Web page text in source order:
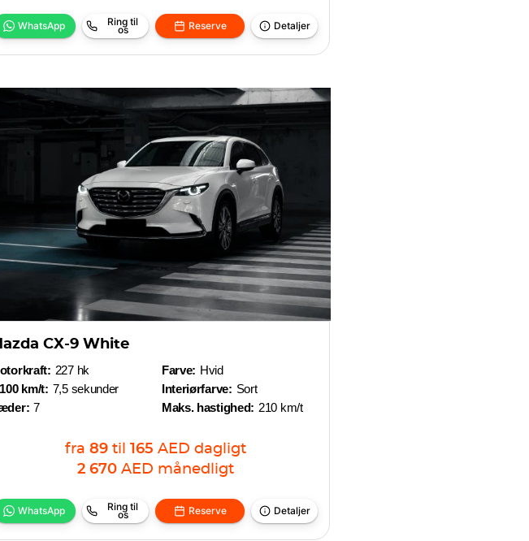
WhatsApp Ring til
os Reserve Detaljer
CX-9 White
227 hk
km/t: 7,5 sekunder
7
Farve: Hvid
Interiørfarve: Sort
Maks. hastighed: 210 km/t
fra 89 til 165 AED dagligt
2 670 AED månedligt
WhatsApp Ring til
os Reserve Detaljer